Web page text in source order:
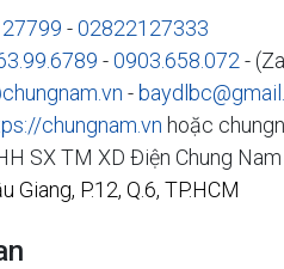
-02822127333
-0903.658.072 -
-
chungnam.vn hoặc
SX TM XD Điện Chung Nam
Giang, P.12, Q.6, TP.HCM